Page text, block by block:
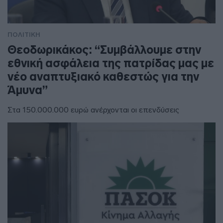
ΠΟΛΙΤΙΚΗ
Θεοδωρικάκος: “Συμβάλλουμε στην
εθνική ασφάλεια της πατρίδας μας με
νέο αναπτυξιακό καθεστώς για την
Άμυνα”
Στα 150.000.000 ευρώ ανέρχονται οι επενδύσεις